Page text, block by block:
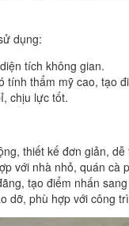
dụng:
tích không gian.
tính thẩm mỹ cao, tạo
chịu lực tốt.
thiết kế đơn giản, dễ
với nhà nhỏ, quán cà
tạo điểm nhấn
dỡ, phù hợp với công